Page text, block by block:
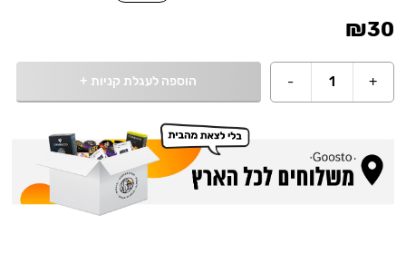
₪30
+
1
- הוספה לעגלת קניות +